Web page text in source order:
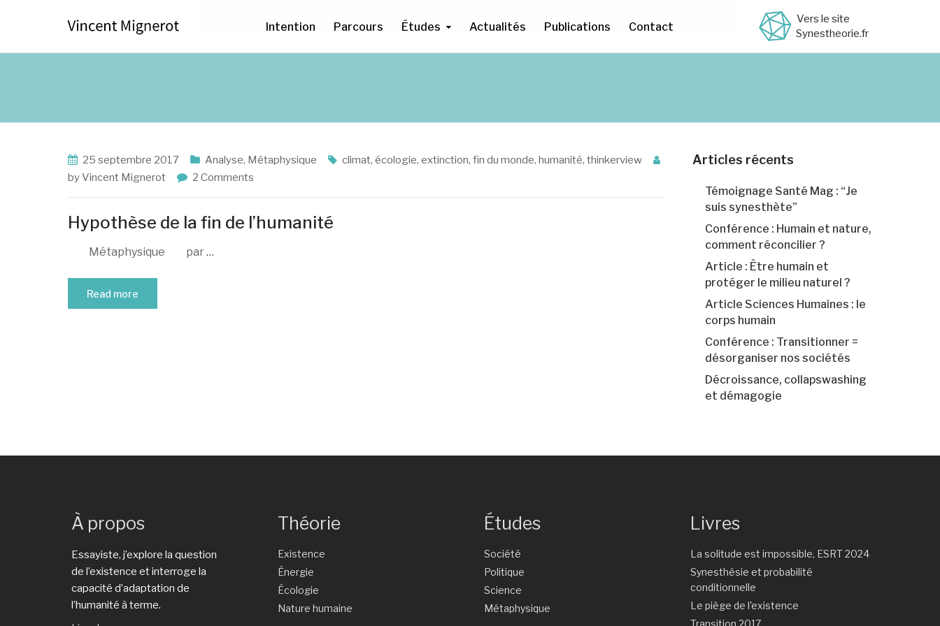
Intention Parcours Études Actualités Publications Contact
Vers le site
Synestheorie.fr
25 septembre 2017 Analyse, Métaphysique climat, écologie, extinction, fin du monde, humanité, thinkerview
byVincent Mignerot 2 Comments
Hypothèse de la fin de l’humanité
Métaphysique par…
Read more
Articles récents
Témoignage Santé Mag : “Je
suis synesthète”
Conférence : Humain et nature,
comment réconcilier ?
Article : Être humain et
protéger le milieu naturel ?
Article Sciences Humaines : le
corps humain
Conférence : Transitionner =
désorganiser nos sociétés
Décroissance, collapswashing
et démagogie
À propos
Essayiste, j’explore la question
de l’existence et interroge la
capacité d’adaptation de
l’humanité à terme.
Théorie
Existence
Énergie
Écologie
Nature humaine
Études
Société
Politique
Science
Métaphysique
Livres
La solitude est impossible, ESRT 2024
Synesthésie et probabilité
conditionnelle
Le piège de l'existence
Transition 2017